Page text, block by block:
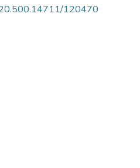
120470